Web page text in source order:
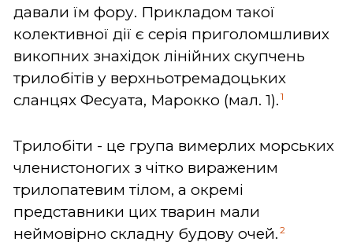
давали їм фору. Прикладом такої
колективної дії є серія приголомшливих
викопних знахідок лінійних скупчень
трилобітів у верхньотремадоцьких
сланцях Фесуата, Марокко (мал. 1). 1
Трилобіти - це група вимерлих морських
членистоногих з чітко вираженим
трилопатевим тілом, а окремі
представники цих тварин мали
неймовірно складну будову очей. 2